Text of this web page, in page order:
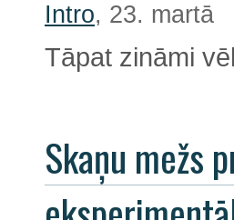
Intro, 23. martā
Tāpat zināmi
Skaņu mežs